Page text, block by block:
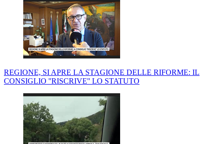
REGIONE, SI APRE LA STAGIONE DELLE RIFORME: IL
CONSIGLIO ''RISCRIVE'' LO STATUTO